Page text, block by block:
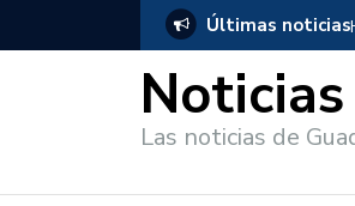
Últimas noticias
salió de los separos sin lesiones
Las noticias de